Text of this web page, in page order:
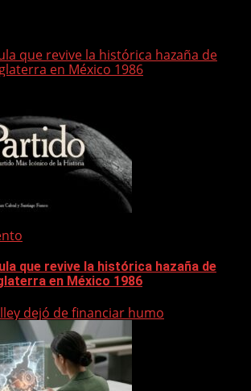
que revive la histórica hazaña de
en México 1986
que revive la histórica hazaña de
en México 1986
dejó de financiar humo